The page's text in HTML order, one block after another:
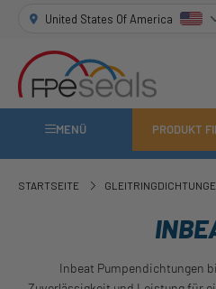
United States Of America
MENÜ PRODUKT
STARTSEITE
Inbeat Pumpendichtungen